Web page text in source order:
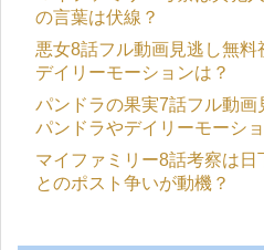
の言葉は伏線？
悪女8話フル動画見逃し無
デイリーモーションは？
パンドラの果実7話フル動画
パンドラやデイリーモーシ
マイファミリー8話考察は
とのポスト争いが動機？